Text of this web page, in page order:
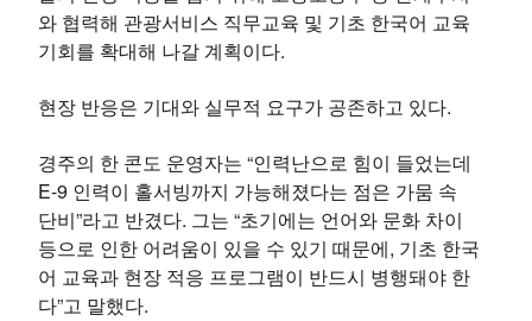
와 협력해 관광서비스 직무교육 및 기초 한국어 교육
기회를 확대해 나갈 계획이다.
현장 반응은 기대와 실무적 요구가 공존하고 있다.
경주의 한 콘도 운영자는 “인력난으로 힘이 들었는데
E-9 인력이 홀서빙까지 가능해졌다는 점은 가뭄 속
단비”라고 반겼다. 그는 “초기에는 언어와 문화 차이
등으로 인한 어려움이 있을 수 있기 때문에, 기초 한국
어 교육과 현장 적응 프로그램이 반드시 병행돼야 한
다”고 말했다.